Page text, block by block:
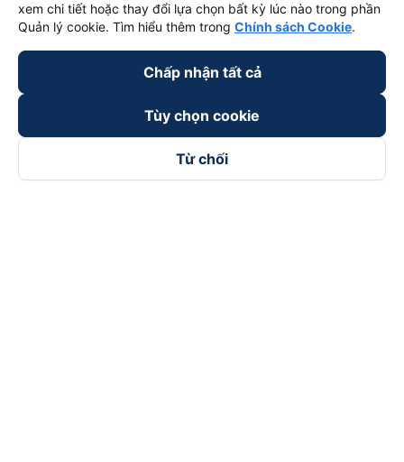
xem chi tiết hoặc thay đổi lựa chọn bất kỳ lúc nào trong phần
Quản lý cookie. Tìm hiểu thêm trong Chính sách Cookie.
Chấp nhận tất cả
Tùy chọn cookie
Từ chối